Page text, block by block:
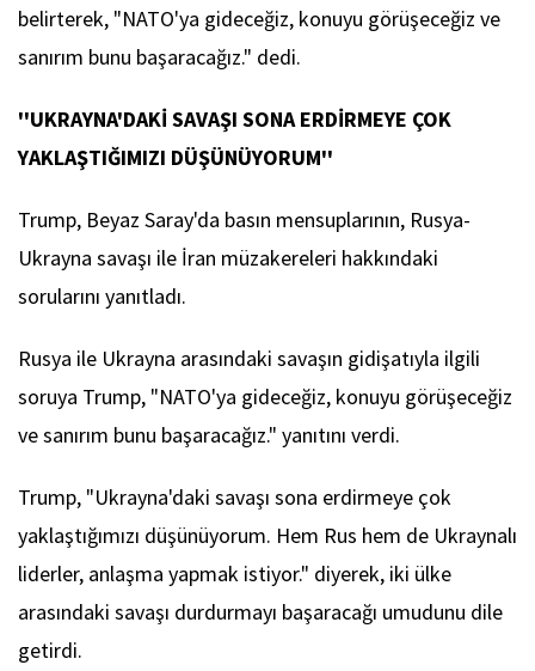
belirterek, "NATO'ya gideceğiz, konuyu görüşeceğiz ve
sanırım bunu başaracağız." dedi.
''UKRAYNA'DAKİ SAVAŞI SONA ERDİRMEYE ÇOK
YAKLAŞTIĞIMIZI DÜŞÜNÜYORUM''
Trump, Beyaz Saray'da basın mensuplarının, Rusya-
Ukrayna savaşı ile İran müzakereleri hakkındaki
sorularını yanıtladı.
Rusya ile Ukrayna arasındaki savaşın gidişatıyla ilgili
soruya Trump, "NATO'ya gideceğiz, konuyu görüşeceğiz
ve sanırım bunu başaracağız." yanıtını verdi.
Trump, "Ukrayna'daki savaşı sona erdirmeye çok
yaklaştığımızı düşünüyorum. Hem Rus hem de Ukraynalı
liderler, anlaşma yapmak istiyor." diyerek, iki ülke
arasındaki savaşı durdurmayı başaracağı umudunu dile
getirdi.